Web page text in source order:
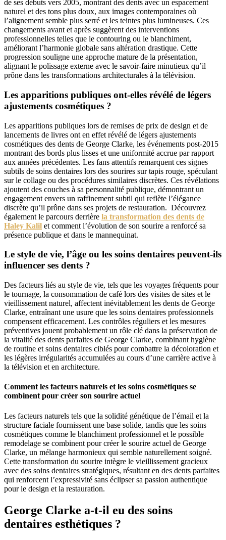
de ses débuts vers 2005, montrant des dents avec un espacement
naturel et des tons plus doux, aux images contemporaines où
l’alignement semble plus serré et les teintes plus lumineuses. Ces
changements avant et après suggèrent des interventions
professionnelles telles que le contouring ou le blanchiment,
améliorant l’harmonie globale sans altération drastique. Cette
progression souligne une approche mature de la présentation,
alignant le polissage externe avec le savoir-faire minutieux qu’il
prône dans les transformations architecturales à la télévision.
Les apparitions publiques ont-elles révélé de légers
ajustements cosmétiques ?
Les apparitions publiques lors de remises de prix de design et de
lancements de livres ont en effet révélé de légers ajustements
cosmétiques des dents de George Clarke, les événements post-2015
montrant des bords plus lisses et une uniformité accrue par rapport
aux années précédentes. Les fans attentifs remarquent ces signes
subtils de soins dentaires lors des sourires sur tapis rouge, spéculant
sur le collage ou des procédures similaires discrètes. Ces révélations
ajoutent des couches à sa personnalité publique, démontrant un
engagement envers un raffinement subtil qui reflète l’élégance
discrète qu’il prône dans ses projets de restauration. Découvrez
également le parcours derrière la transformation des dents de
Haley Kalil et comment l’évolution de son sourire a renforcé sa
présence publique et dans le mannequinat.
Le style de vie, l’âge ou les soins dentaires peuvent-ils
influencer ses dents ?
Des facteurs liés au style de vie, tels que les voyages fréquents pour
le tournage, la consommation de café lors des visites de sites et le
vieillissement naturel, affectent inévitablement les dents de George
Clarke, entraînant une usure que les soins dentaires professionnels
compensent efficacement. Les contrôles réguliers et les mesures
préventives jouent probablement un rôle clé dans la préservation de
la vitalité des dents parfaites de George Clarke, combinant hygiène
de routine et soins dentaires ciblés pour combattre la décoloration et
les légères irrégularités accumulées au cours d’une carrière active à
la télévision et en architecture.
Comment les facteurs naturels et les soins cosmétiques se
combinent pour créer son sourire actuel
Les facteurs naturels tels que la solidité génétique de l’émail et la
structure faciale fournissent une base solide, tandis que les soins
cosmétiques comme le blanchiment professionnel et le possible
remodelage se combinent pour créer le sourire actuel de George
Clarke, un mélange harmonieux qui semble naturellement soigné.
Cette transformation du sourire intègre le vieillissement gracieux
avec des soins dentaires stratégiques, résultant en des dents parfaites
qui renforcent l’expressivité sans éclipser sa passion authentique
pour le design et la restauration.
George Clarke a-t-il eu des soins
dentaires esthétiques ?